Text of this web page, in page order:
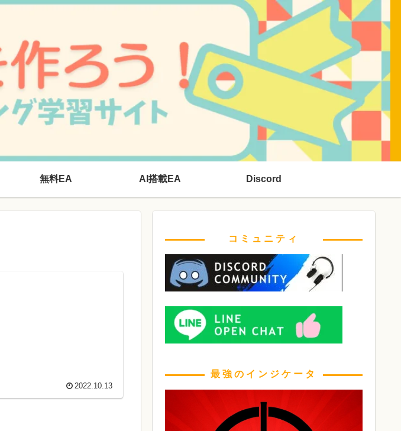
無料EA AI搭載EA Discord
2022.10.13
コミュニティ
最強のインジケータ